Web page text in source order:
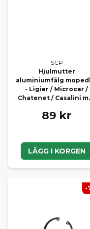
SCP
Hjulmutter
aluminiumfälg
- Ligier / Microcar /
Chatenet / Casalini
89 kr
LÄGG I KORGEN
-